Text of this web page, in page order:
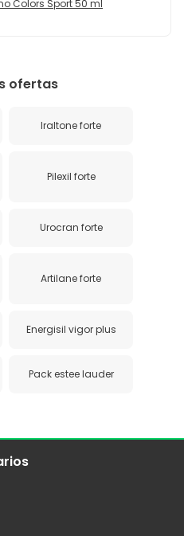
Colors Sport 50 ml
ofertas
Iraltone forte
Pilexil forte
Urocran forte
Artilane forte
Energisil vigor plus
Pack estee lauder